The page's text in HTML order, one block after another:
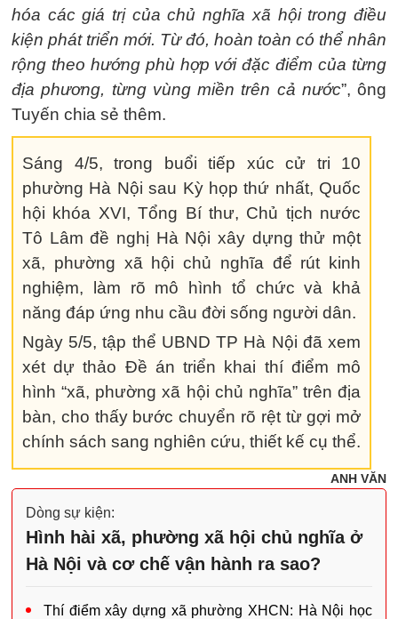
hóa các giá trị của chủ nghĩa xã hội trong điều
kiện phát triển mới. Từ đó, hoàn toàn có thể nhân
rộng theo hướng phù hợp với đặc điểm của từng
địa phương, từng vùng miền trên cả nước”, ông
Tuyến chia sẻ thêm.
Sáng 4/5, trong buổi tiếp xúc cử tri 10
phường Hà Nội sau Kỳ họp thứ nhất, Quốc
hội khóa XVI, Tổng Bí thư, Chủ tịch nước
Tô Lâm đề nghị Hà Nội xây dựng thử một
xã, phường xã hội chủ nghĩa để rút kinh
nghiệm, làm rõ mô hình tổ chức và khả
năng đáp ứng nhu cầu đời sống người dân.
Ngày 5/5, tập thể UBND TP Hà Nội đã xem
xét dự thảo Đề án triển khai thí điểm mô
hình “xã, phường xã hội chủ nghĩa” trên địa
bàn, cho thấy bước chuyển rõ rệt từ gợi mở
chính sách sang nghiên cứu, thiết kế cụ thể.
ANH VĂN
Dòng sự kiện:
Hình hài xã, phường xã hội chủ nghĩa ở
Hà Nội và cơ chế vận hành ra sao?
Thí điểm xây dựng xã phường XHCN: Hà Nội học